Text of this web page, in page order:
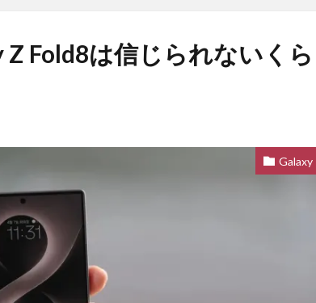
Z Fold8は信じられないくら
Galaxy